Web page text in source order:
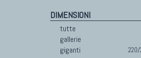
DIMENSIONI
tutte
gallerie
giganti